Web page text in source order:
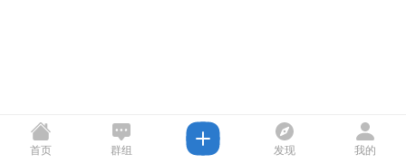
首页 群组 发现 我的